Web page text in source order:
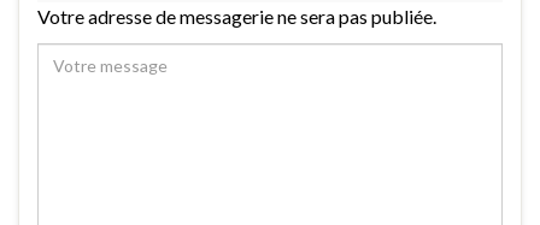
Votre adresse de messagerie ne sera pas publiée.